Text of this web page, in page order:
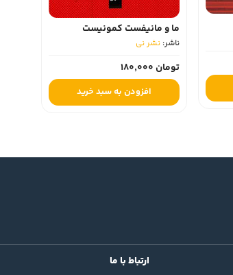
ما و مانیفست کمونیست
ناشر: نشر نی
تومان 180,000
افزودن به سبد خرید
ارتباط با ما